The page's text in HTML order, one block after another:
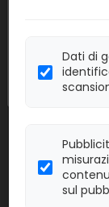
BSH37S1
Effettua il
Dati di
sul
agosto.